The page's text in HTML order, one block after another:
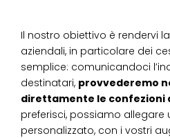
Il nostro obiettivo è rendervi
aziendali, in particolare dei
semplice: comunicandoci
destinatari, provvederemo
direttamente le confezioni
preferisci, possiamo allegare
personalizzato, con i vostri